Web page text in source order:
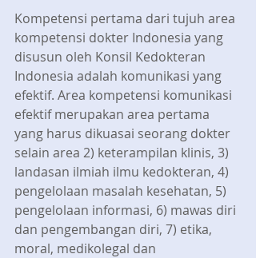
Kompetensi pertama dari tujuh area
kompetensi dokter Indonesia yang
disusun oleh Konsil Kedokteran
Indonesia adalah komunikasi yang
efektif. Area kompetensi komunikasi
efektif merupakan area pertama
yang harus dikuasai seorang dokter
selain area 2) keterampilan klinis, 3)
landasan ilmiah ilmu kedokteran, 4)
pengelolaan masalah kesehatan, 5)
pengelolaan informasi, 6) mawas diri
dan pengembangan diri, 7) etika,
moral, medikolegal dan